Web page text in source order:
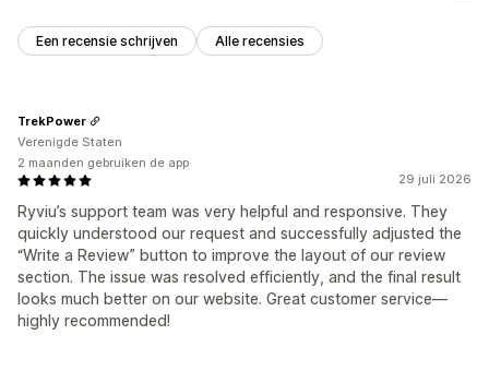
Een recensie schrijven Alle recensies
29 juli 2026
Ryviu’s support team was very helpful and responsive. They
quickly understood our request and successfully adjusted the
“Write a Review” button to improve the layout of our review
section. The issue was resolved efficiently, and the final result
looks much better on our website. Great customer service—
highly recommended!
TrekPower
Verenigde Staten
2 maanden gebruiken de app